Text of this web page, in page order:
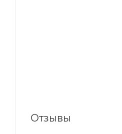
Отзывы